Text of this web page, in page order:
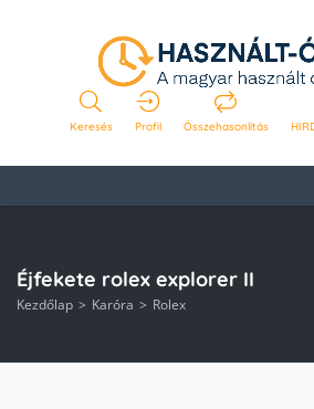
Keresés Profil Összehasonlítás
Éjfekete rolex explorer II
Kezdőlap Karóra Rolex